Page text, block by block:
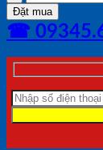
CƠ
KHÍ
ĐO
25A
Đặt mua
☎